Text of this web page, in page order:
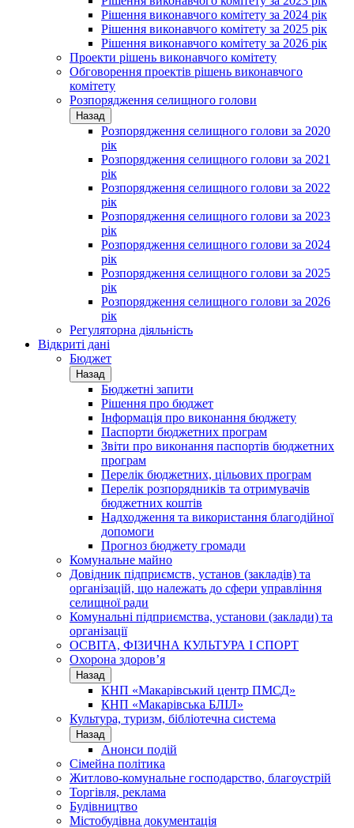
Рішення виконавчого комітету за 2024 рік
Рішення виконавчого комітету за 2025 рік
Рішення виконавчого комітету за 2026 рік
Проекти рішень виконавчого комітету
Обговорення проектів рішень виконавчого
комітету
Розпорядження селищного голови
Назад
Розпорядження селищного голови за 2020
рік
Розпорядження селищного голови за 2021
рік
Розпорядження селищного голови за 2022
рік
Розпорядження селищного голови за 2023
рік
Розпорядження селищного голови за 2024
рік
Розпорядження селищного голови за 2025
рік
Розпорядження селищного голови за 2026
рік
Регуляторна діяльність
Відкриті дані
Бюджет
Назад
Бюджетні запити
Рішення про бюджет
Інформація про виконання бюджету
Паспорти бюджетних програм
Звіти про виконання паспортів бюджетних
програм
Перелік бюджетних, цільових програм
Перелік розпорядників та отримувачів
бюджетних коштів
Надходження та використання благодійної
допомоги
Прогноз бюджету громади
Комунальне майно
Довідник підприємств, установ (закладів) та
організацій, що належать до сфери управління
селищної ради
Комунальні підприємства, установи (заклади) та
організації
ОСВІТА, ФІЗИЧНА КУЛЬТУРА І СПОРТ
Охорона здоров’я
Назад
КНП «Макарівський центр ПМСД»
КНП «Макарівська БЛІЛ»
Культура, туризм, бібліотечна система
Назад
Анонси подій
Сімейна політика
Житлово-комунальне господарство, благоустрій
Торгівля, реклама
Будівництво
Містобудівна документація